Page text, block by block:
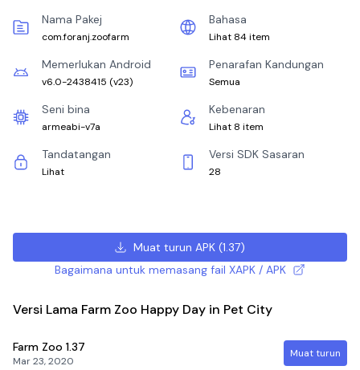
Nama Pakej
com.foranj.zoofarm
Bahasa
Lihat 84 item
Memerlukan Android
v6.0-2438415 (v23)
Penarafan Kandungan
Semua
Seni bina
armeabi-v7a
Kebenaran
Lihat 8 item
Tandatangan
Lihat
Versi SDK Sasaran
28
Muat turun APK (1.37)
Bagaimana untuk memasang fail XAPK / APK
Versi Lama Farm Zoo Happy Day in Pet City
Farm Zoo 1.37
Mar 23, 2020
Muat turun